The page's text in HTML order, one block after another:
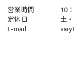
営業時間
10
定休日
土
E-mail